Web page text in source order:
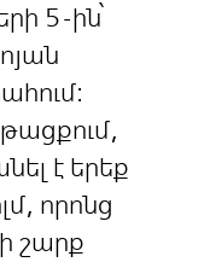
5-ին՝
է երեք
որոնց
շարք